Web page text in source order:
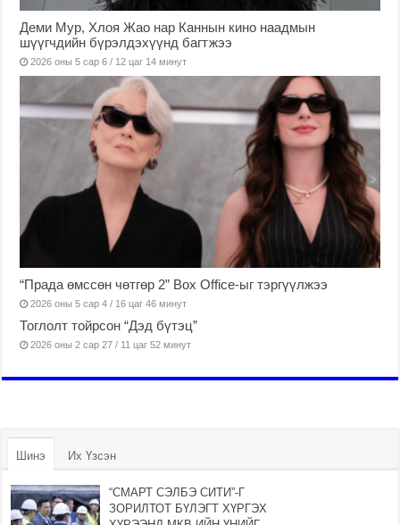
Деми Мур, Хлоя Жао нар Каннын кино наадмын
шүүгчдийн бүрэлдэхүүнд багтжээ
2026 оны 5 сар 6 / 12 цаг 14 минут
“Прада өмссөн чөтгөр 2” Box Office-ыг тэргүүлжээ
2026 оны 5 сар 4 / 16 цаг 46 минут
Тоглолт тойрсон “Дэд бүтэц”
2026 оны 2 сар 27 / 11 цаг 52 минут
Шинэ Их Үзсэн
“СМАРТ СЭЛБЭ СИТИ”-Г
ЗОРИЛТОТ БҮЛЭГТ ХҮРГЭХ